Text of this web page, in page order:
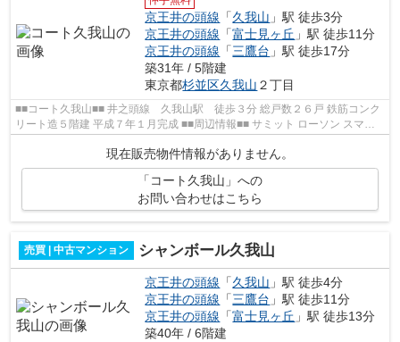
京王井の頭線 「久我山 」駅 徒歩3分
京王井の頭線 「富士見ヶ丘 」駅 徒歩11分
京王井の頭線 「三鷹台 」駅 徒歩17分
築31年 / 5階建
東京都杉並区久我山 ２丁目
■■コート久我山■■ 井之頭線 久我山駅 徒歩３分 総戸数２６戸 鉄筋コンク
リート造５階建 平成７年１月完成 ■■周辺情報■■ サミット ローソン スマイ
ル 杉並久我山郵便局
現在販売物件情報がありません。
「コート久我山」への
お問い合わせはこちら
売買 | 中古マンション シャンボール久我山
京王井の頭線 「久我山 」駅 徒歩4分
京王井の頭線 「三鷹台 」駅 徒歩11分
京王井の頭線 「富士見ヶ丘 」駅 徒歩13分
築40年 / 6階建